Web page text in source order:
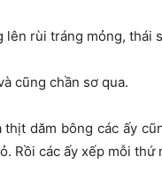
lên rùi tráng mỏng, thái
cũng chần sơ qua.
thịt dăm bông các ấy
Rồi các ấy xếp mỗi